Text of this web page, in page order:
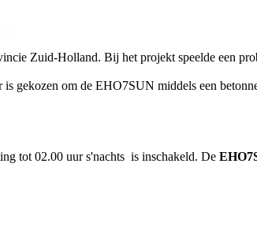
Zuid-Holland. Bij het projekt speelde een
gekozen om de EHO7SUN middels een
tot 02.00 uur s'nachts is inschakeld. De